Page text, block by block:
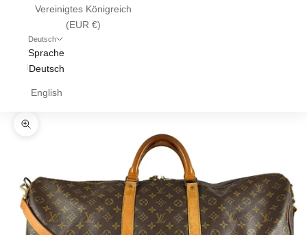
Vereinigtes Königreich
(EUR €)
Deutsch
Sprache
Deutsch
English
Bild vergrößern